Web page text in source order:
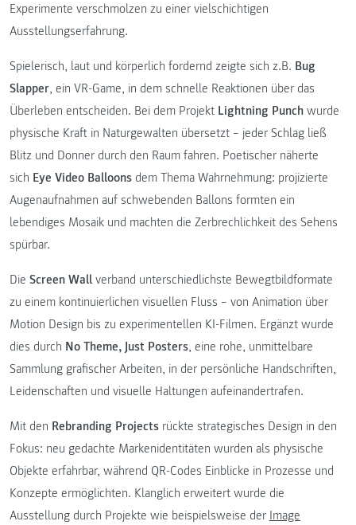
Experimente verschmolzen zu einer vielschichtigen
Ausstellungserfahrung.
Spielerisch, laut und körperlich fordernd zeigte sich z.B. Bug
Slapper, ein VR-Game, in dem schnelle Reaktionen über das
Überleben entscheiden. Bei dem Projekt Lightning Punch wurde
physische Kraft in Naturgewalten übersetzt – jeder Schlag ließ
Blitz und Donner durch den Raum fahren. Poetischer näherte
sich Eye Video Balloons dem Thema Wahrnehmung: projizierte
Augenaufnahmen auf schwebenden Ballons formten ein
lebendiges Mosaik und machten die Zerbrechlichkeit des Sehens
spürbar.
Die Screen Wall verband unterschiedlichste Bewegtbildformate
zu einem kontinuierlichen visuellen Fluss – von Animation über
Motion Design bis zu experimentellen KI-Filmen. Ergänzt wurde
dies durch No Theme, Just Posters, eine rohe, unmittelbare
Sammlung grafischer Arbeiten, in der persönliche Handschriften,
Leidenschaften und visuelle Haltungen aufeinandertrafen.
Mit den Rebranding Projects rückte strategisches Design in den
Fokus: neu gedachte Markenidentitäten wurden als physische
Objekte erfahrbar, während QR-Codes Einblicke in Prozesse und
Konzepte ermöglichten. Klanglich erweitert wurde die
Ausstellung durch Projekte wie beispielsweise der Image